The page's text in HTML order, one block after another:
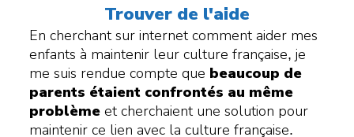
Trouver de l'aide
En cherchant sur internet comment aider mes
enfants à maintenir leur culture française, je
me suis rendue compte que beaucoup de
parents étaient confrontés au même
problème et cherchaient une solution pour
maintenir ce lien avec la culture française.